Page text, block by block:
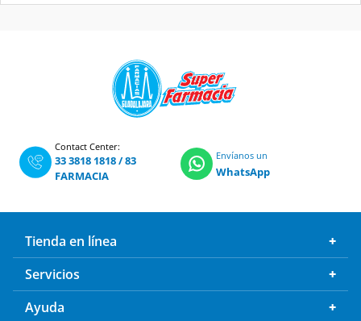
Contact Center:
33 3818 1818/83
FARMACIA
Envíanos un
WhatsApp
Tienda en línea
Servicios
Ayuda